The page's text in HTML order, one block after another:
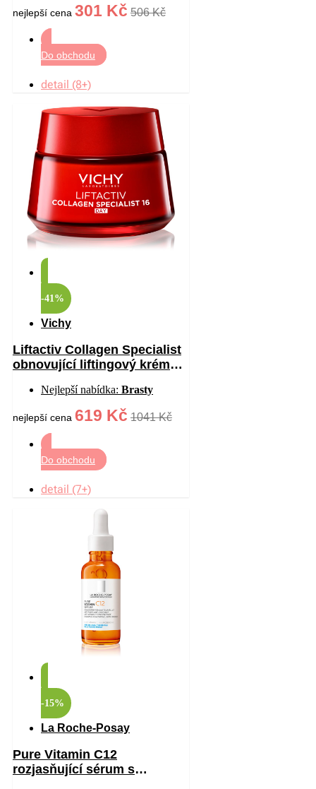
nejlepší cena 301 Kč 506 Kč
Do obchodu
detail (8+)
-41%
Vichy
Liftactiv Collagen Specialist
obnovující liftingový krém
Nejlepší nabídka: Brasty
nejlepší cena 619 Kč 1041 Kč
Do obchodu
detail (7+)
-15%
La Roche-Posay
Pure Vitamin C12
rozjasňující sérum s